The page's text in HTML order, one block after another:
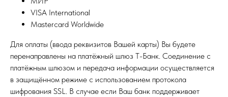
VISA International
Mastercard Worldwide
Для оплаты (ввода реквизитов Вашей карты) Вы будете
перенаправлены на платёжный шлюз Т-Банк. Соединение с
платёжным шлюзом и передача информации осуществляется
в защищённом режиме с использованием протокола
шифрования SSL. В случае если Ваш банк поддерживает